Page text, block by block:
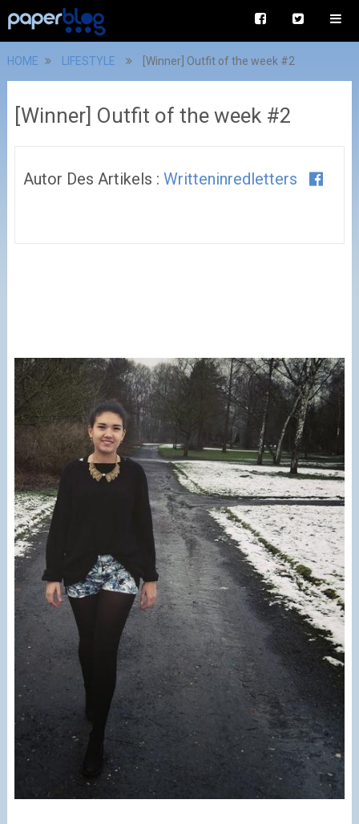
HOME LIFESTYLE [Winner] Outfit of the week #2
[Winner] Outfit of the week #2
Autor Des Artikels : Writteninredletters